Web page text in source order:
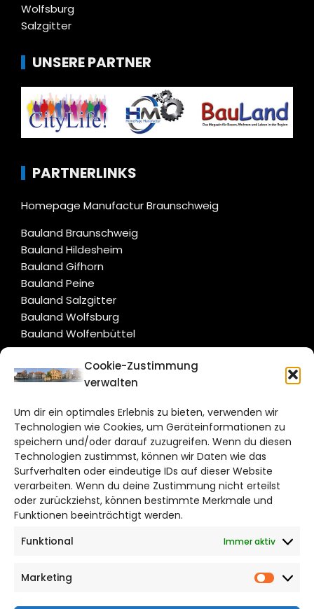
Cookie-Zustimmung
verwalten
Um dir ein optimales Erlebnis zu bieten, verwenden wir
Technologien wie Cookies, um Geräteinformationen zu
speichern und/oder darauf zuzugreifen. Wenn du diesen
Technologien zustimmst, können wir Daten wie das
Surfverhalten oder eindeutige IDs auf dieser Website
verarbeiten. Wenn du deine Zustimmung nicht erteilst
oder zurückziehst, können bestimmte Merkmale und
Funktionen beeinträchtigt werden.
Funktional
Immer aktiv
Marketing
Wolfsburg
Salzgitter
UNSERE PARTNER
PARTNERLINKS
Homepage Manufactur Braunschweig
Bauland Braunschweig
Bauland Hildesheim
Bauland Gifhorn
Bauland Peine
Bauland Salzgitter
Bauland Wolfsburg
Bauland Wolfenbüttel
CITYLIFE!
hildesheim@citylifemedien.de
Bruchtorwall 12
38100 Braunschweig
Telefon: 0531 387220 – 65
DAS STADTMAGAZIN FÜR HILDESHEIM
Impressum
Cookie Richtlinie